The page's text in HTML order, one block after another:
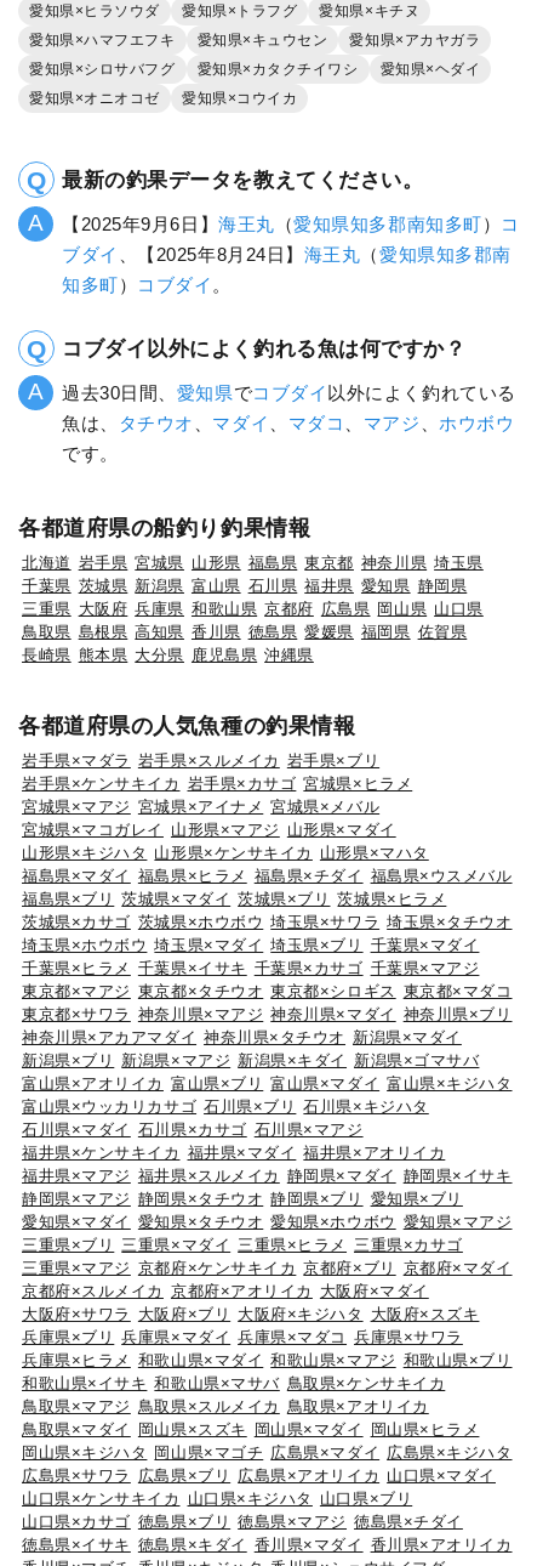
愛知県×ヒラソウダ
愛知県×トラフグ
愛知県×キチヌ
愛知県×ハマフエフキ
愛知県×キュウセン
愛知県×アカヤガラ
愛知県×シロサバフグ
愛知県×カタクチイワシ
愛知県×ヘダイ
愛知県×オニオコゼ
愛知県×コウイカ
最新の釣果データを教えてください。
【2025年9月6日】海王丸 （愛知県知多郡南知多町） コ
ブダイ
、【2025年8月24日】 海王丸 （愛知県知多郡南
知多町） コブダイ 。
コブダイ以外によく釣れる魚は何ですか？
過去30日間、 愛知県でコブダイ 以外によく釣れている
魚は、
タチウオ マダイ マダコ マアジ
ホウボウ
です。
各都道府県の船釣り釣果情報
北海道 岩手県 宮城県 山形県 福島県 東京都 神奈川県 埼玉県
千葉県 茨城県 新潟県 富山県 石川県 福井県 愛知県 静岡県
三重県 大阪府 兵庫県 和歌山県 京都府 広島県 岡山県 山口県
鳥取県 島根県 高知県 香川県 徳島県 愛媛県 福岡県 佐賀県
長崎県 熊本県 大分県 鹿児島県 沖縄県
各都道府県の人気魚種の釣果情報
岩手県×マダラ 岩手県×スルメイカ 岩手県×ブリ
岩手県×ケンサキイカ 岩手県×カサゴ 宮城県×ヒラメ
宮城県×マアジ 宮城県×アイナメ 宮城県×メバル
宮城県×マコガレイ
山形県×マアジ 山形県×マダイ
山形県×キジハタ 山形県×ケンサキイカ
山形県×マハタ
福島県×マダイ 福島県×ヒラメ 福島県×チダイ 福島県×ウスメバル
福島県×ブリ
茨城県×マダイ 茨城県×ブリ
茨城県×ヒラメ
茨城県×カサゴ 茨城県×ホウボウ 埼玉県×サワラ 埼玉県×タチウオ
埼玉県×ホウボウ 埼玉県×マダイ 埼玉県×ブリ
千葉県×マダイ
千葉県×ヒラメ 千葉県×イサキ 千葉県×カサゴ 千葉県×マアジ
東京都×マアジ 東京都×タチウオ 東京都×シロギス 東京都×マダコ
東京都×サワラ 神奈川県×マアジ 神奈川県×マダイ 神奈川県×ブリ
神奈川県×アカアマダイ 神奈川県×タチウオ 新潟県×マダイ
新潟県×ブリ
新潟県×マアジ 新潟県×キダイ
新潟県×ゴマサバ
富山県×アオリイカ 富山県×ブリ 富山県×マダイ 富山県×キジハタ
富山県×ウッカリカサゴ 石川県×ブリ
石川県×キジハタ
石川県×マダイ 石川県×カサゴ 石川県×マアジ
福井県×ケンサキイカ 福井県×マダイ 福井県×アオリイカ
福井県×マアジ 福井県×スルメイカ 静岡県×マダイ 静岡県×イサキ
静岡県×マアジ 静岡県×タチウオ 静岡県×ブリ
愛知県×ブリ
愛知県×マダイ 愛知県×タチウオ 愛知県×ホウボウ 愛知県×マアジ
三重県×ブリ
三重県×マダイ 三重県×ヒラメ
三重県×カサゴ
三重県×マアジ 京都府×ケンサキイカ 京都府×ブリ
京都府×マダイ
京都府×スルメイカ 京都府×アオリイカ
大阪府×マダイ
大阪府×サワラ
大阪府×ブリ 大阪府×キジハタ
大阪府×スズキ
兵庫県×ブリ
兵庫県×マダイ 兵庫県×マダコ
兵庫県×サワラ
兵庫県×ヒラメ 和歌山県×マダイ 和歌山県×マアジ 和歌山県×ブリ
和歌山県×イサキ 和歌山県×マサバ 鳥取県×ケンサキイカ
鳥取県×マアジ 鳥取県×スルメイカ
鳥取県×アオリイカ
鳥取県×マダイ
岡山県×スズキ 岡山県×マダイ
岡山県×ヒラメ
岡山県×キジハタ 岡山県×マゴチ 広島県×マダイ 広島県×キジハタ
広島県×サワラ
広島県×ブリ 広島県×アオリイカ 山口県×マダイ
山口県×ケンサキイカ
山口県×キジハタ
山口県×ブリ
山口県×カサゴ 徳島県×ブリ 徳島県×マアジ 徳島県×チダイ
徳島県×イサキ 徳島県×キダイ 香川県×マダイ 香川県×アオリイカ